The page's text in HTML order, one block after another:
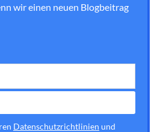
wir einen neuen Blogbeitrag
Datenschutzrichtlinien und